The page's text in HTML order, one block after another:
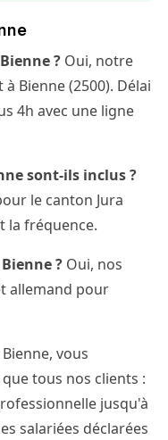
? Oui, notre
Bienne (2500). Délai
4h avec une ligne
sont-ils inclus ?
le canton Jura
la fréquence.
? Oui, nos
allemand pour
vous
tous nos clients :
jusqu'à
salariées déclarées